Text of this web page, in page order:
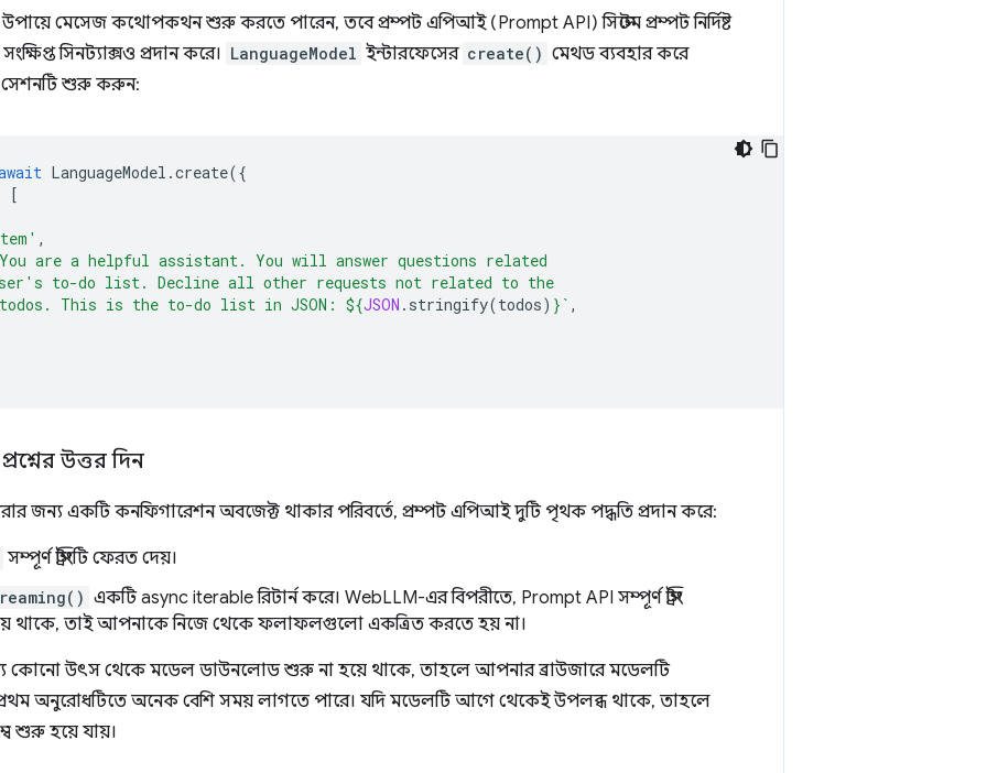
মেসেজ কথোপকথন শুরু করতে পারেন, তবে প্রম্পট এপিআই (Prompt API) সিস্টেম প্রম্পট নির্দিষ্ট
সিনট্যাক্সও প্রদান করে। LanguageModel ইন্টারফেসের create() মেথড ব্যবহার করে
সেশনটি শুরু করুন:
LanguageModel .create({
[
,
are a helpful assistant. You will answer questions related
to-do list. Decline all other requests not related to the
This is the to-do list in JSON:
${JSON . stringify(todos) } ` ,
উত্তর দিন
করার জন্য একটি কনফিগারেশন অবজেক্ট থাকার পরিবর্তে, প্রম্পট এপিআই দুটি পৃথক পদ্ধতি প্রদান করে:
সম্পূর্ণ স্ট্রিংটি ফেরত দেয়।
একটি async iterable রিটার্ন করে। WebLLM-এর বিপরীতে, Prompt API সম্পূর্ণ স্ট্রিং
থাকে, তাই আপনাকে নিজে থেকে ফলাফলগুলো একত্রিত করতে হয় না।
কোনো উৎস থেকে মডেল ডাউনলোড শুরু না হয়ে থাকে, তাহলে আপনার ব্রাউজারে মডেলটি
অনুরোধটিতে অনেক বেশি সময় লাগতে পারে। যদি মডেলটি আগে থেকেই উপলব্ধ থাকে, তাহলে
শুরু হয়ে যায়।